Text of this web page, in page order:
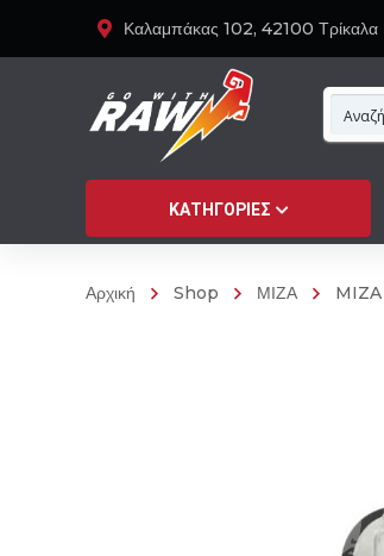
Καλαμπάκας 102, 42100 Τρίκαλα
ΚΑΤΗΓΟΡΊΕΣ
Αρχική Shop ΜΙΖΑ